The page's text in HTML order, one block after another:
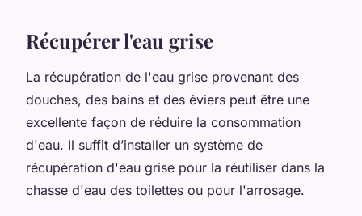
Récupérer l'eau grise
La récupération de l'eau grise provenant des
douches, des bains et des éviers peut être une
excellente façon de réduire la consommation
d'eau. Il suffit d’installer un système de
récupération d'eau grise pour la réutiliser dans la
chasse d'eau des toilettes ou pour l'arrosage.